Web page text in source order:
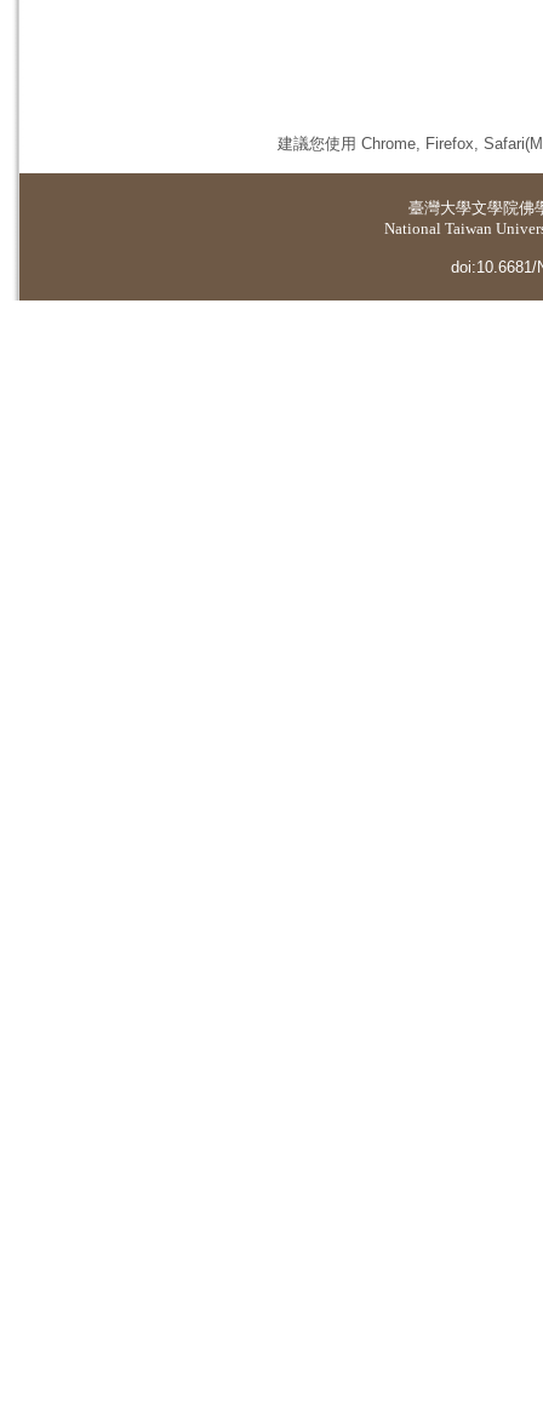
建議您使用 Chrome, Firefox,
臺灣大學文學院佛
National Taiwan
doi:10.6681/